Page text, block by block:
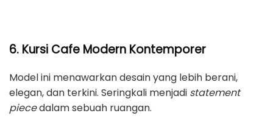
6. Kursi Cafe Modern Kontemporer
Model ini menawarkan desain yang lebih berani,
elegan, dan terkini. Seringkali menjadi statement
piecedalam sebuah ruangan.